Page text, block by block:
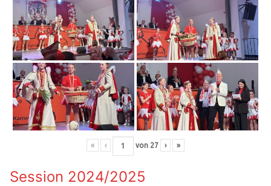
« ‹ von 27 › »
Session 2024/2025